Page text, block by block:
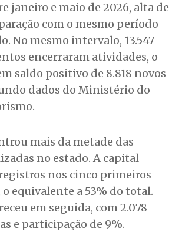
janeiro e maio de 2026, alta de
com o mesmo período
No mesmo intervalo, 13.547
encerraram atividades, o
saldo positivo de 8.818 novos
dados do Ministério do
mais da metade das
no estado. A capital
nos cinco primeiros
o equivalente a 53% do total.
em seguida, com 2.078
e participação de 9%.